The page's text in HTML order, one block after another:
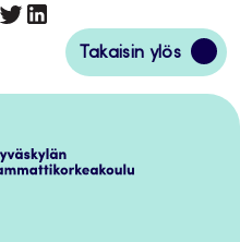
Takaisin ylös
Siirry
takaisin